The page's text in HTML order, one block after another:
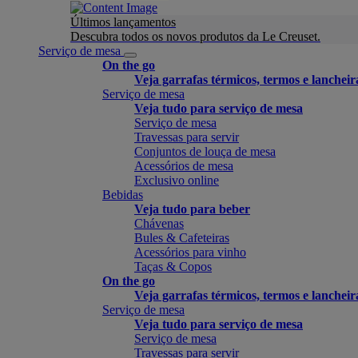
Últimos lançamentos
Descubra todos os novos produtos da Le Creuset.
Serviço de mesa
On the go
Veja garrafas térmicos, termos e
Serviço de mesa
Veja tudo para serviço de mesa
Serviço de mesa
Travessas para servir
Conjuntos de louça de mesa
Acessórios de mesa
Exclusivo online
Bebidas
Veja tudo para beber
Chávenas
Bules & Cafeteiras
Acessórios para vinho
Taças & Copos
On the go
Veja garrafas térmicos, termos e
Serviço de mesa
Veja tudo para serviço de mesa
Serviço de mesa
Travessas para servir